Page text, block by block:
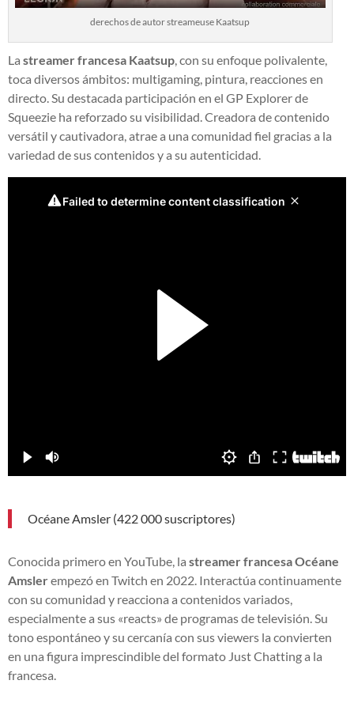
derechos de autor streameuse Kaatsup
La streamer francesa Kaatsup , con su enfoque polivalente,
toca diversos ámbitos: multigaming, pintura, reacciones en
directo. Su destacada participación en el GP Explorer de
Squeezie ha reforzado su visibilidad. Creadora de contenido
versátil y cautivadora, atrae a una comunidad fiel gracias a la
variedad de sus contenidos y a su autenticidad.
Océane Amsler (422 000 suscriptores)
Conocida primero en YouTube, la streamer francesa Océane
Amslerempezó en Twitch en 2022. Interactúa continuamente
con su comunidad y reacciona a contenidos variados,
especialmente a sus «reacts» de programas de televisión. Su
tono espontáneo y su cercanía con sus viewers la convierten
en una figura imprescindible del formato Just Chatting a la
francesa.